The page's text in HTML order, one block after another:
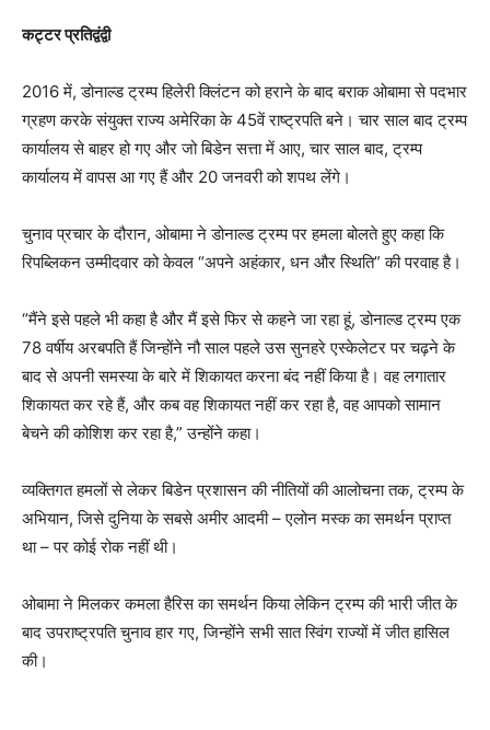
कट्टर प्रतिद्वंद्वी
2016 में, डोनाल्ड ट्रम्प हिलेरी क्लिंटन को हराने के बाद बराक ओबामा से पदभार
ग्रहण करके संयुक्त राज्य अमेरिका के 45वें राष्ट्रपति बने। चार साल बाद ट्रम्प
कार्यालय से बाहर हो गए और जो बिडेन सत्ता में आए, चार साल बाद, ट्रम्प
कार्यालय में वापस आ गए हैं और 20 जनवरी को शपथ लेंगे।
चुनाव प्रचार के दौरान, ओबामा ने डोनाल्ड ट्रम्प पर हमला बोलते हुए कहा कि
रिपब्लिकन उम्मीदवार को केवल “अपने अहंकार, धन और स्थिति” की परवाह है।
“मैंने इसे पहले भी कहा है और मैं इसे फिर से कहने जा रहा हूं, डोनाल्ड ट्रम्प एक
78 वर्षीय अरबपति हैं जिन्होंने नौ साल पहले उस सुनहरे एस्केलेटर पर चढ़ने के
बाद से अपनी समस्या के बारे में शिकायत करना बंद नहीं किया है। वह लगातार
शिकायत कर रहे हैं, और कब वह शिकायत नहीं कर रहा है, वह आपको सामान
बेचने की कोशिश कर रहा है,” उन्होंने कहा।
व्यक्तिगत हमलों से लेकर बिडेन प्रशासन की नीतियों की आलोचना तक, ट्रम्प के
अभियान, जिसे दुनिया के सबसे अमीर आदमी – एलोन मस्क का समर्थन प्राप्त
था – पर कोई रोक नहीं थी।
ओबामा ने मिलकर कमला हैरिस का समर्थन किया लेकिन ट्रम्प की भारी जीत के
बाद उपराष्ट्रपति चुनाव हार गए, जिन्होंने सभी सात स्विंग राज्यों में जीत हासिल
की।